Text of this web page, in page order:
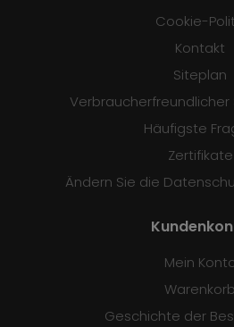
Cookie-
Kontakt
Siteplan
Häufigste
Zertifikate
Ändern Sie die
Mein
Warenkorb
Geschichte der